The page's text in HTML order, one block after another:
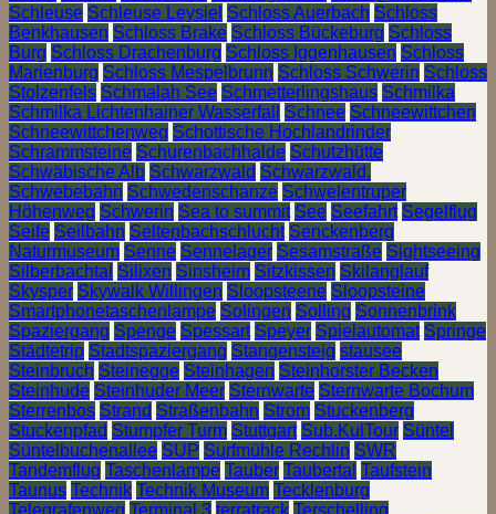
Schleuse Schleuse Leysiel Schloss Auerbach Schloss
Benkhausen Schloss Brake Schloss Bückeburg Schloss
Burg Schloss Drachenburg Schloss Iggenhausen Schloss
Marienburg Schloss Mespelbrunn Schloss Schwerin Schloss
Stolzenfels Schmalah See Schmetterlingshaus Schmilka
Schmilka Lichtenhainer Wasserfall
Schnee Schneewittchen
Schneewittchenweg Schottische Hochlandrinder
Schrammsteine Schurenbachhalde Schutzhütte
Schwäbische Alb Schwarzwald Schwarzwald.
Schwebebahn Schwedenschanze Schwelentruper
Höhenweg Schwerin Sea to summit See Seefahrt Segelflug
Seife Seilbahn Seltenbachschlucht Senckenberg
Naturmuseum Senne Sennelager Sesamstraße Sightseeing
Silberbachtal Silixen Sinsheim Sitzkissen Skilanglauf
Skysper Skywalk Willingen Sloopsteene Sloopsteine
Smartphonetaschenlampe Solingen Solling Sonnenbrink
Spaziergang Spenge Spessart Speyer Spielautomat Springe
Städtetrip Stadtspaziergang Stangensteig stausee
Steinbruch Steinegge Steinhagen Steinhorster Becken
Steinhude Steinhuder Meer Sternwarte Sternwarte Bochum
Sterrenbos Strand Straßenbahn Strom Stuckenberg
Stuckenpfad Stumpfer Turm Stuttgart Sub.KulTour Süntel
Süntelbuchenallee SUP Surfmühle Rechlin SWR
Tandemflug Taschenlampe Tauber Taubertal Taufstein
Taunus Technik Technik Museum Tecklenburg